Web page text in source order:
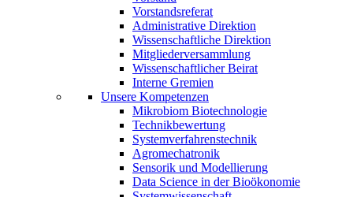
Vorstandsreferat
Administrative Direktion
Wissenschaftliche Direktion
Mitgliederversammlung
Wissenschaftlicher Beirat
Interne Gremien
Unsere Kompetenzen
Mikrobiom Biotechnologie
Technikbewertung
Systemverfahrenstechnik
Agromechatronik
Sensorik und Modellierung
Data Science in der Bioökonomie